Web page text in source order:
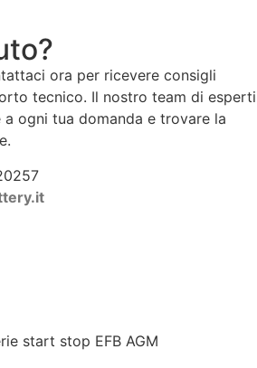
ora per ricevere consigli
tecnico. Il nostro team di esperti
ogni tua domanda e trovare la